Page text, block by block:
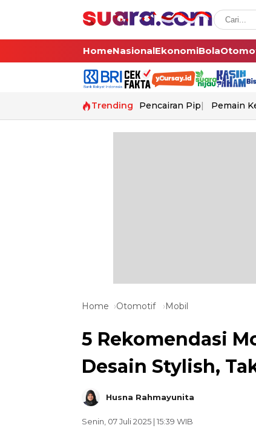
HomeNasionalEkonomiBola
Trending Pencairan Pip Pemain
Home Otomotif Mobil
5 Rekomendasi
Desain Stylish,
Husna Rahmayunita
Senin, 07 Juli 2025 | 15:39 WIB